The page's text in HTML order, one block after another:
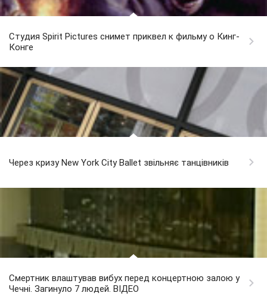
Студия Spirit Pictures снимет приквел к фильму о Кинг-
Конге
Через кризу New York City Ballet звільняє танцівників
Смертник влаштував вибух перед концертною залою у
Чечні. Загинуло 7 людей. ВІДЕО